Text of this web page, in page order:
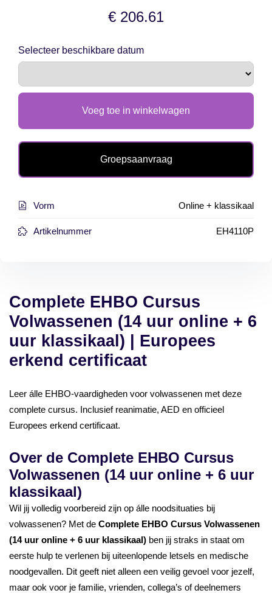
€ 206.61
Selecteer beschikbare datum
Voeg toe in winkelwagen
Groepsaanvraag
Vorm Online + klassikaal
Artikelnummer EH4110P
Complete EHBO Cursus
Volwassenen (14 uur online + 6
uur klassikaal) | Europees
erkend certificaat
Leer álle EHBO-vaardigheden voor volwassenen met deze
complete cursus. Inclusief reanimatie, AED en officieel
Europees erkend certificaat.
Over de Complete EHBO Cursus
Volwassenen (14 uur online + 6 uur
klassikaal)
Wil jij volledig voorbereid zijn op álle noodsituaties bij
volwassenen? Met de Complete EHBO Cursus Volwassenen
(14 uur online + 6 uur klassikaal) ben jij straks in staat om
eerste hulp te verlenen bij uiteenlopende letsels en medische
noodgevallen. Dit geeft niet alleen een veilig gevoel voor jezelf,
maar ook voor je familie, vrienden, collega’s of deelnemers